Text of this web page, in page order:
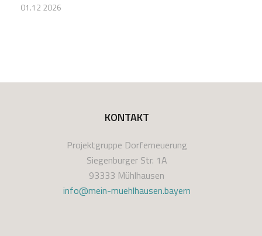
01.12 2026
KONTAKT
Projektgruppe Dorferneuerung
Siegenburger Str. 1A
93333 Mühlhausen
info@mein-muehlhausen.bayern